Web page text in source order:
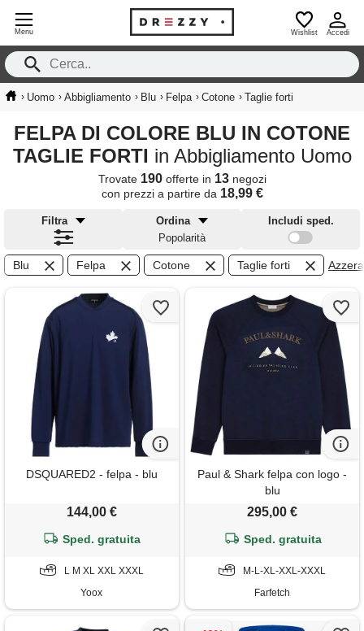
Menu Wishlist Accedi
› Uomo › Abbigliamento › Blu › Felpa › Cotone › Taglie forti
FELPA DI COLORE BLU IN COTONE
TAGLIE FORTI in Abbigliamento Uomo
Trovate 190offerte in 13negozi
con prezzi a partire da 18,99 €
Filtra
Ordina
Popolarità
Includi sped.
Blu Felpa Cotone Taglie forti
DSQUARED2 - felpa - blu
144,00 €
Sped. gratuita
L M XL XXL XXXL
Yoox
Paul & Shark felpa con logo -
blu
295,00 €
Sped. gratuita
M-L-XL-XXL-XXXL
Farfetch